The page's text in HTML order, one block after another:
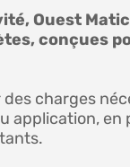
Ouest
conçues
charges
application,